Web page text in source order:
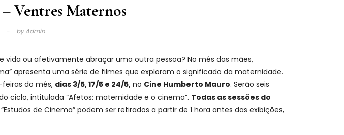
Ventres Maternos
byAdmin
ou afetivamente abraçar uma outra pessoa? No mês das mães,
apresenta uma série de filmes que exploram o significado da maternidade.
do mês, dias 3/5, 17/5 e 24/5, no Cine Humberto Mauro. Serão seis
ciclo, intitulada “Afetos: maternidade e o cinema”. Todas as sessões do
de Cinema” podem ser retirados a partir de 1 hora antes das exibições,